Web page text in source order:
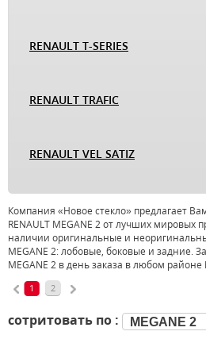
RENAULT T-SERIES
RENAULT TRAFIC
RENAULT VEL SATIZ
Компания «Новое стекло» предлагает
RENAULT MEGANE 2 от лучших мировых
наличии оригинальные и
MEGANE 2: лобовые, боковые и задние.
MEGANE 2 в день заказа в любом
1 2
сотритовать по : MEGANE 2